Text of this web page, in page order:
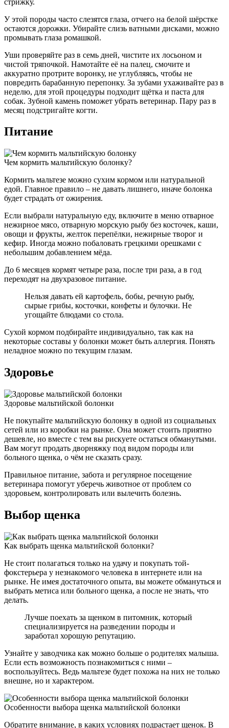
У этой породы часто слезятся глаза, отчего на белой шёрстке
остаются дорожки. Убирайте слизь ватными дисками, можно
промывать глаза ромашкой.
Уши проверяйте раз в семь дней, чистите их лосьоном и
чистой тряпочкой. Намотайте её на палец, смочите и
аккуратно протрите воронку, не углубляясь, чтобы не
повредить барабанную перепонку. За зубами ухаживайте раз в
неделю, для этой процедуры подходит щётка и паста для
собак. Зубной камень поможет убрать ветеринар. Пару раз в
месяц подстригайте когти.
Питание
Чем кормить мальтийскую болонку?
Кормить мальтезе можно сухим кормом или натуральной
едой. Главное правило – не давать лишнего, иначе болонка
будет страдать от ожирения.
Если выбрали натуральную еду, включите в меню отварное
нежирное мясо, отварную морскую рыбу без косточек, каши,
овощи и фрукты, желток перепёлки, нежирные творог и
кефир. Иногда можно побаловать грецкими орешками с
небольшим добавлением мёда.
До 6 месяцев кормят четыре раза, после три раза, а в год
переходят на двухразовое питание.
Нельзя давать ей картофель, бобы, речную рыбу,
сырые грибы, косточки, конфеты и булочки. Не
угощайте блюдами со стола.
Сухой кормом подбирайте индивидуально, так как на
некоторые составы у болонки может быть аллергия. Понять
неладное можно по текущим глазам.
Здоровье
Здоровье мальтийской болонки
Не покупайте мальтийскую болонку в одной из социальных
сетей или из коробки на рынке. Она может стоить приятно
дешевле, но вместе с тем вы рискуете остаться обманутыми.
Вам могут продать дворняжку под видом породы или
больного щенка, о чём не сказать сразу.
Правильное питание, забота и регулярное посещение
ветеринара помогут уберечь животное от проблем со
здоровьем, контролировать или вылечить болезнь.
Выбор щенка
Как выбрать щенка мальтийской болонки?
Не стоит полагаться только на удачу и покупать той-
фокстерьера у незнакомого человека в интернете или на
рынке. Не имея достаточного опыта, вы можете обмануться и
выбрать метиса или больного щенка, а после не знать, что
делать.
Лучше поехать за щенком в питомник, который
специализируется на разведении породы и
заработал хорошую репутацию.
Узнайте у заводчика как можно больше о родителях малыша.
Если есть возможность познакомиться с ними –
воспользуйтесь. Ведь мальтезе будет похожа на них не только
внешне, но и характером.
Особенности выбора щенка мальтийской болонки
Обратите внимание, в каких условиях подрастает щенок. В